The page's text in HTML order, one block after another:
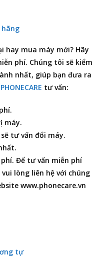
hay mua máy mới? Hãy
phí. Chúng tôi sẽ kiểm
nhất, giúp bạn đưa ra
PHONECARE tư vấn:
máy.
tư vấn đổi máy.
Để tư vấn miễn phí
lòng liên hệ với chúng
www.phonecare.vn
tự